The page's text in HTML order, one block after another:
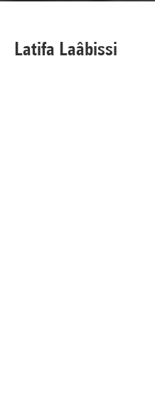
Latifa Laâbissi